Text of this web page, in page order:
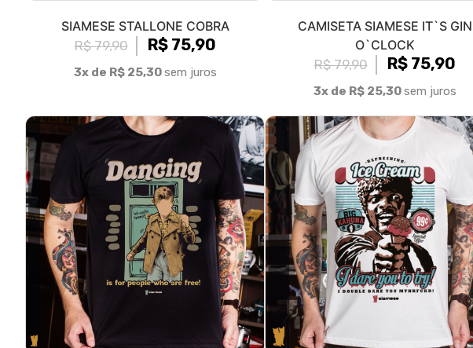
SIAMESE STALLONE COBRA
R$ 79,90
R$ 75,90
3x de R$ 25,30sem juros
CAMISETA SIAMESE IT`S GIN
O`CLOCK
R$ 79,90
R$ 75,90
3x de R$ 25,30sem juros